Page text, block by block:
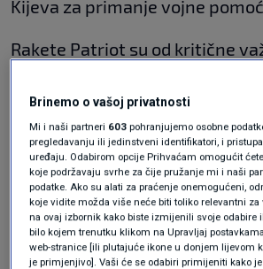
Kijeva za primanje vojne
Rakete Patriot su od kritične
ovoj fazi daleko najbolja obrana
ima protiv ruskih balističkih
Dramatična poruka
rat u Iranu za nas
nam...
SVIJET 18. ožu.
Brinemo o vašoj privatnosti
Mi i naši partneri 603 pohranjujemo osobne
pregledavanju ili jedinstveni identifikatori, i
uređaju. Odabirom opcije Prihvaćam omogućit
koje podržavaju svrhe za čije pružanje mi i naši
podatke. Ako su alati za praćenje onemogućeni,
koje vidite možda više neće biti toliko relevantni za
na ovaj izbornik kako biste izmijenili svoje odabire
bilo kojem trenutku klikom na Upravljaj
web-stranice [ili plutajuće ikone u donjem lijevom
je primjenjivo]. Vaši će se odabiri primijeniti kako